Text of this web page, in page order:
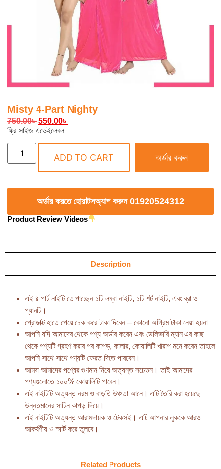
Misty 4-Part Nighty
750.00৳ 550.00৳
ফ্রি সাইজ এভেইলেবল
ADD TO CART অর্ডার করুন
অর্ডার করতে হোয়াটসঅ্যাপ করুন 01920524312
Product Review Videos
Description
এই ৪ পার্ট নাইটি তে পাচ্ছেন ১টি লম্বা নাইটি, ১টি শর্ট নাইটি, এবং ব্রা ও
প্যানটি।
প্রোডাক্ট হাতে পেয়ে চেক করে টাকা দিবেন – কোনো অগ্রিম টাকা নেয়া হয়না
আপনি যদি আমাদের থেকে পণ্য অর্ডার করেন এবং ডেলিভারি ম্যান এর কাছ
থেকে পণ্যটি গ্রহণ করার পর কাপড়, কালার, কোয়ালিটি খারাপ মনে করেন তাহলে
আপনি সাথে সাথে পণ্যটি ফেরত দিতে পারবেন।
আমরা আমাদের পণ্যের গুণমান নিয়ে অত্যন্ত সচেতন। তাই আমাদের
পণ্যগুলোতে ১০০% কোয়ালিটি পাবেন।
এই নাইটিটি অত্যন্ত নরম ও বাড়তি উঞ্চতা আনে। এটি তৈরি করা হয়েছে
উন্নতমানের সাটিন কাপড় দিয়ে।
এই নাইটিটি অত্যন্ত আরামদায়ক ও টেকসই। এটি আপনার লুককে আরও
আকর্ষণীয় ও স্মার্ট করে তুলবে।
Related Products